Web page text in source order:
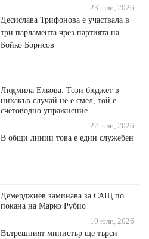
23 юли, 2026
Десислава Трифонова е участвала в
три парламента чрез партията на
Бойко Борисов
Людмила Елкова: Този бюджет в
никакъв случай не е смел, той е
счетоводно упражнение
22 юли, 2026
В общи линии това е един служебен
Демерджиев заминава за САЩ по
покана на Марко Рубио
10 юли, 2026
Вътрешният министър ще търси